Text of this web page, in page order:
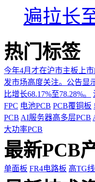
遍拉长
热门标签
今年4月才在沪市主板上
发市场高度关注。公告显
比增长68.17%至78.28%。
FPC 电池PCB PCB覆铜板
PCB AI服务器高多层PCB
大功率PCB
最新PCB
单面板 FR4电路板 高TG